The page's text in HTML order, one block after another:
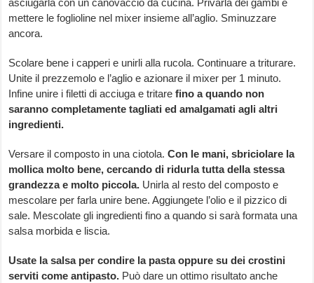
asciugarla con un canovaccio da cucina. Privarla dei gambi e
mettere le foglioline nel mixer insieme all’aglio. Sminuzzare
ancora.
Scolare bene i capperi e unirli alla rucola. Continuare a triturare.
Unite il prezzemolo e l’aglio e azionare il mixer per 1 minuto.
Infine unire i filetti di acciuga e tritarefino a quando non
saranno completamente tagliati ed amalgamati agli altri
ingredienti.
Versare il composto in una ciotola.Con le mani, sbriciolare la
mollica molto bene, cercando di ridurla tutta della stessa
grandezza e molto piccola. Unirla al resto del composto e
mescolare per farla unire bene. Aggiungete l’olio e il pizzico di
sale. Mescolate gli ingredienti fino a quando si sarà formata una
salsa morbida e liscia.
Usate la salsa per condire la pasta oppure su dei crostini
serviti come antipasto. Può dare un ottimo risultato anche